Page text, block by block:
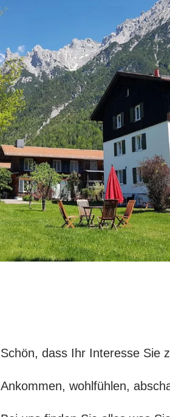
Schön, dass Ihr Interesse Sie
Ankommen, wohlfühlen,